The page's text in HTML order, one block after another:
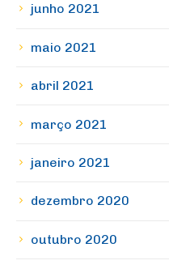
junho 2021
maio 2021
abril 2021
março 2021
janeiro 2021
dezembro 2020
outubro 2020